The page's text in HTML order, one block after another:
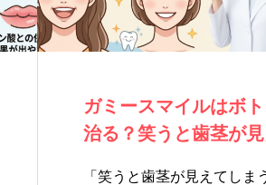
ガミースマイルはボ
治る？笑うと歯茎が
「笑うと歯茎が見えてしま